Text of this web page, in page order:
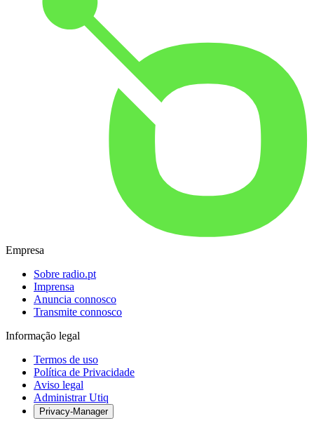
Empresa
Sobre radio.pt
Imprensa
Anuncia connosco
Transmite connosco
Informação legal
Termos de uso
Política de Privacidade
Aviso legal
Administrar Utiq
Privacy-Manager